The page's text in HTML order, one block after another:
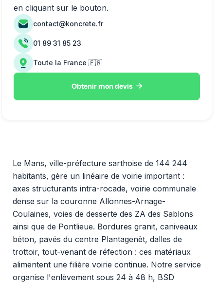
Le Mans, ville-préfecture sarthoise de 144 244
habitants, gère un linéaire de voirie important :
axes structurants intra-rocade, voirie communale
dense sur la couronne Allonnes-Arnage-
Coulaines, voies de desserte des ZA des Sablons
ainsi que de Pontlieue. Bordures granit, caniveaux
béton, pavés du centre Plantagenêt, dalles de
trottoir, tout-venant de réfection : ces matériaux
alimentent une filière voirie continue. Notre service
organise l'enlèvement sous 24 à 48 h, BSD
en cliquant sur le bouton.
contact@koncrete.fr
01 89 31 85 23
Toute la France 🇫🇷
Obtenir mon devis 